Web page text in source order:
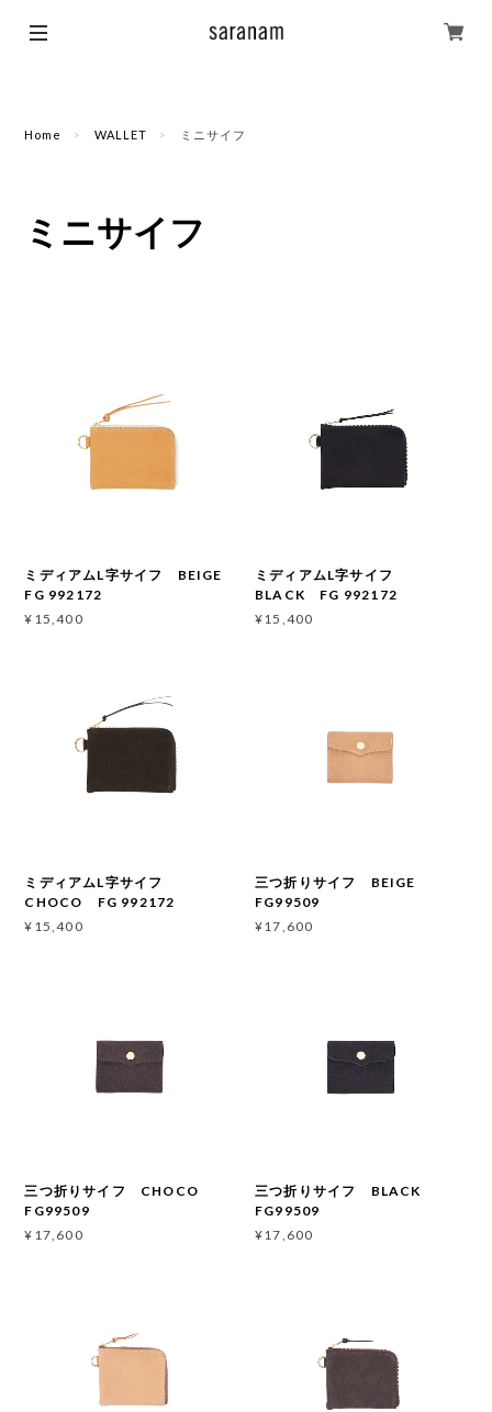
Home WALLET ミニサイフ
ミニサイフ
ミディアムL字サイフ BEIGE
FG 992172
¥15,400
ミディアムL字サイフ
BLACK FG 992172
¥15,400
ミディアムL字サイフ
CHOCO FG 992172
¥15,400
三つ折りサイフ BEIGE
FG99509
¥17,600
三つ折りサイフ CHOCO
FG99509
¥17,600
三つ折りサイフ BLACK
FG99509
¥17,600